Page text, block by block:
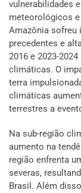
vulnerabilidades
meteorológicos
Amazônia sofreu
precedentes e
2016 e 2023-
climáticas. O
terra
climáticas
terrestres a
Na sub-região
aumento na
região enfrenta
severas,
Brasil. Além